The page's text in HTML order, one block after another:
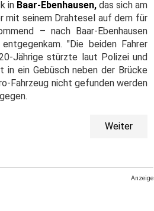
in Baar-Ebenhausen, das sich am
mit seinem Drahtesel auf dem für
– nach Baar-Ebenhausen
"Die beiden Fahrer
Jährige stürzte laut Polizei und
ein Gebüsch neben der Brücke
Fahrzeug nicht gefunden werden
Weiter
Anzeige